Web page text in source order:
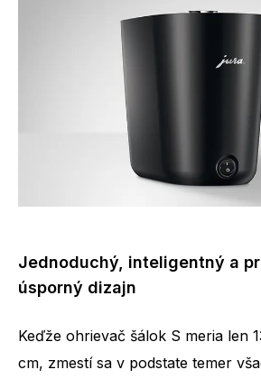
Jednoduchý, inteligentný a
úsporný dizajn
Keďže ohrievač šálok S meria len
cm, zmestí sa v podstate temer